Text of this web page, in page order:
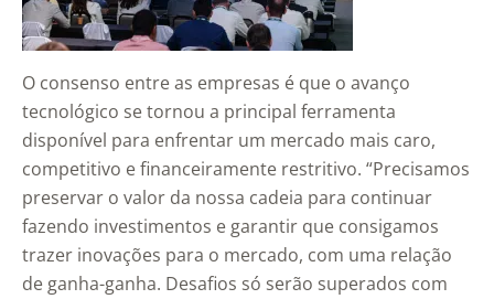
O consenso entre as empresas é que o avanço
tecnológico se tornou a principal ferramenta
disponível para enfrentar um mercado mais caro,
competitivo e financeiramente restritivo. “Precisamos
preservar o valor da nossa cadeia para continuar
fazendo investimentos e garantir que consigamos
trazer inovações para o mercado, com uma relação
de ganha-ganha. Desafios só serão superados com